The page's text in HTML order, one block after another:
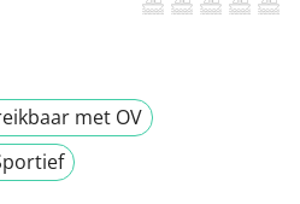
met OV